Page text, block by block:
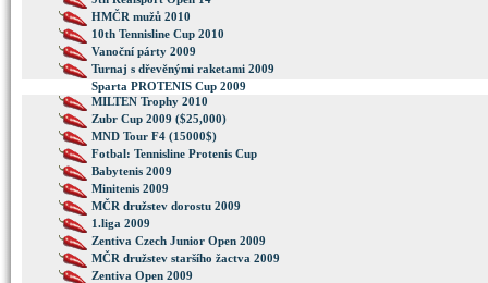
HMČR mužů 2010
10th Tennisline Cup 2010
Vanoční párty 2009
Turnaj s dřevěnými raketami 2009
Sparta PROTENIS Cup 2009
MILTEN Trophy 2010
Zubr Cup 2009 ($25,000)
MND Tour F4 (15000$)
Fotbal: Tennisline Protenis Cup
Babytenis 2009
Minitenis 2009
MČR družstev dorostu 2009
1.liga 2009
Zentiva Czech Junior Open 2009
MČR družstev staršího žactva 2009
Zentiva Open 2009